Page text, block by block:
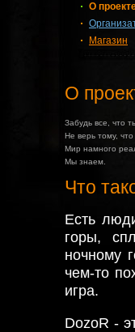
О
Магазин
О
Забудь все, что
Не верь тому,
Мир намного
Мы знаем.
Что
Есть
горы,
ночному
чем-то
игра.
DozoR -